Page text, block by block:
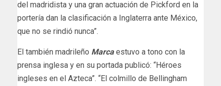
del madridista y una gran actuación de Pickford en la
portería dan la clasificación a Inglaterra ante México,
que no se rindió nunca”.
El también madrileño Marcaestuvo a tono con la
prensa inglesa y en su portada publicó: “Héroes
ingleses en el Azteca”. “El colmillo de Bellingham